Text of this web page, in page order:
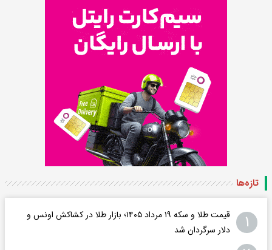
تازه‌ها
۱
قیمت طلا و سکه ۱۹ مرداد ۱۴۰۵؛ بازار طلا در کشاکش اونس و
دلار سرگردان شد